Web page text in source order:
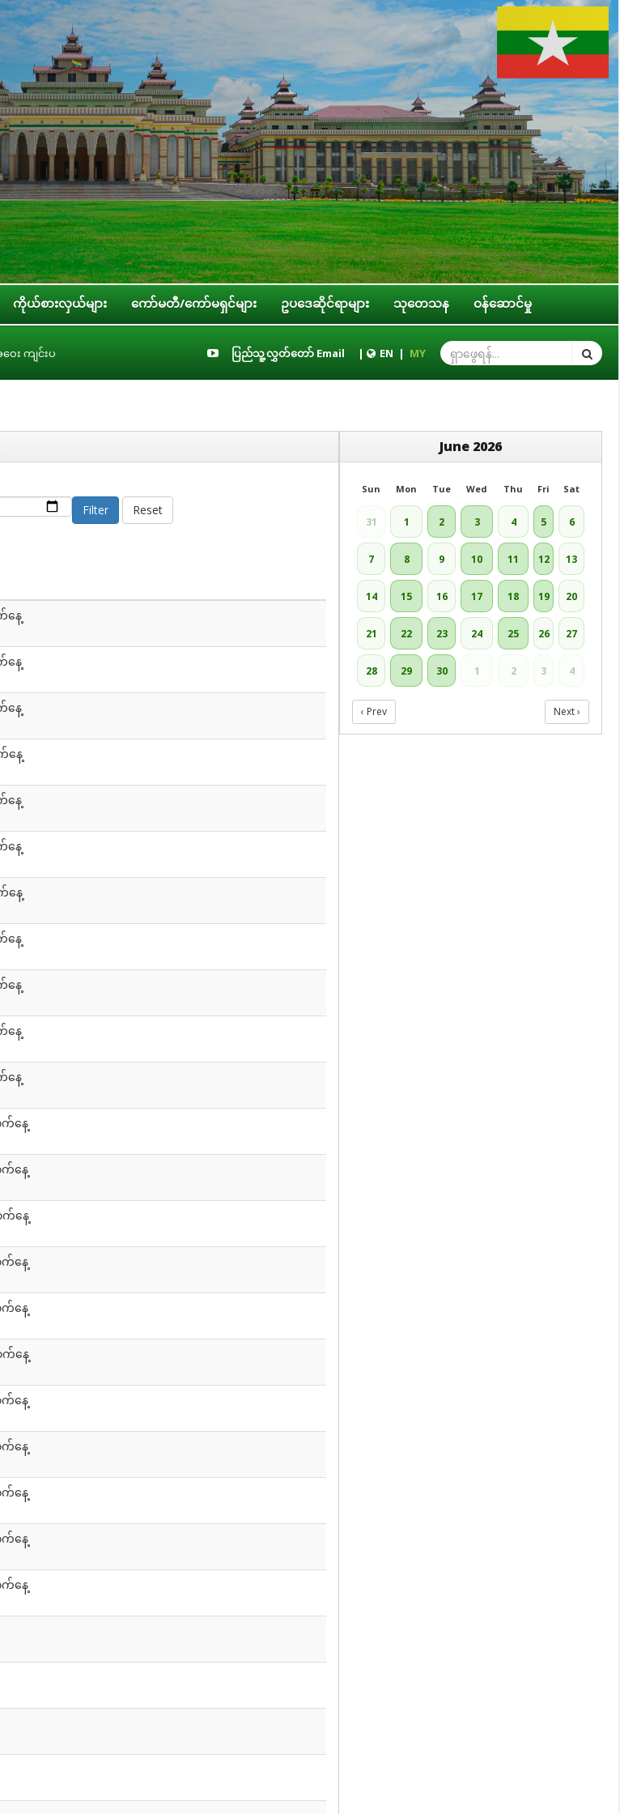
ကိုယ်စားလှယ်များ ကော်မတီ/ကော်မရှင်များ ဥပဒေဆိုင်ရာများ သုတေသန ဝန်ဆောင်မှု
တ်တော် လူငယ်၊ အမျိုးသမီး၊ ကလေးသူငယ်နှင့် သက်ကြီးရွယ်အို အခွင့်အရေးဆိုင်ရာ ကော်မတီဥက္ကဋ္ဌ ဒေါ်ဝင်းမော်ထွန်း နိုင်ငံတကာခေါင်းဆ
ပြည်သူ့လွှတ်တော် Email | EN | MY
Filter
Reset
နေ့
နေ့
နေ့
နေ့
နေ့
နေ့
နေ့
နေ့
နေ့
နေ့
နေ့
နေ့
နေ့
နေ့
နေ့
နေ့
နေ့
နေ့
နေ့
နေ့
နေ့
နေ့
June 2026
Sun Mon Tue Wed Thu Fri Sat
31 1 2 3 4 5 6
7 8 9 10 11 12 13
14 15 16 17 18 19 20
21 22 23 24 25 26 27
28 29 30 1 2 3 4
‹ Prev Next ›